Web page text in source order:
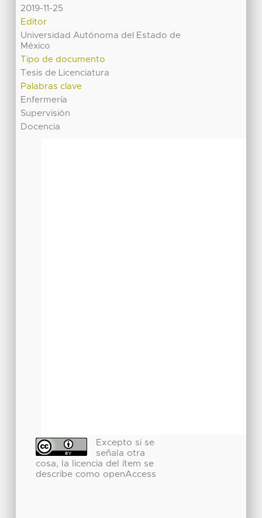
2019-11-25
Editor
Universidad Autónoma del Estado de
México
Tipo de documento
Tesis de Licenciatura
Palabras clave
Enfermería
Supervisión
Docencia
Excepto si se
señala otra
cosa, la licencia del ítem se
describe como openAccess